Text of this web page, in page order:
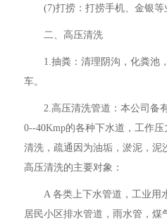
(7)打捞：打捞手机、金银等
二、高压清洗
1.抽粪：清理阴沟，化粪池
车。
2.高压清洗管道：本公司备
0--40Kmp的各种下水道，工作
清洗，疏通因为油垢，淤泥，泥
高压清洗的主要对象：
A 各类上下水管道，工业用
居民小区排水管道，雨水管，煤